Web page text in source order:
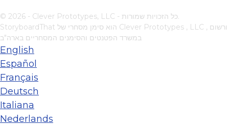
Clever Prototypes , LLC , ורשום
במשרד הפטנטים והסימנים המסחריים בארה"ב
English
Español
Français
Deutsch
Italiana
Nederlands